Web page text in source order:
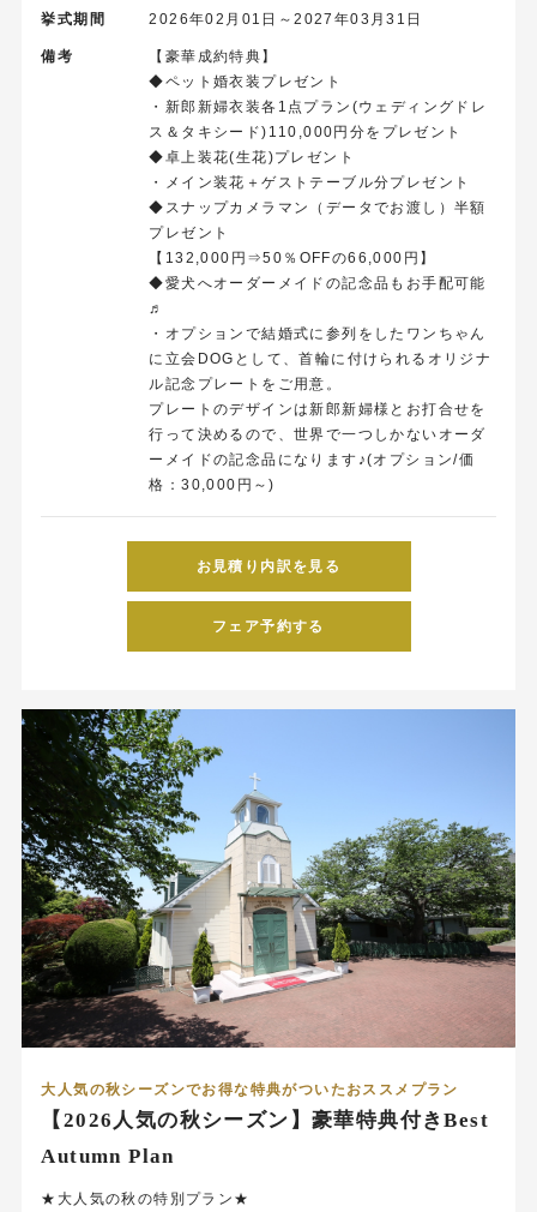
挙式期間 2026年02月01日～2027年03月31日
備考
【豪華成約特典】
◆ペット婚衣装プレゼント
・新郎新婦衣装各1点プラン(ウェディングドレ
ス＆タキシード)110,000円分をプレゼント
◆卓上装花(生花)プレゼント
・メイン装花＋ゲストテーブル分プレゼント
◆スナップカメラマン（データでお渡し）半額
プレゼント
【132,000円⇒50％OFFの66,000円】
◆愛犬へオーダーメイドの記念品もお手配可能
♬
・オプションで結婚式に参列をしたワンちゃん
に立会DOGとして、首輪に付けられるオリジナ
ル記念プレートをご用意。
プレートのデザインは新郎新婦様とお打合せを
行って決めるので、世界で一つしかないオーダ
ーメイドの記念品になります♪(オプション/価
格：30,000円～)
お見積り内訳を見る
フェア予約する
大人気の秋シーズンでお得な特典がついたおススメプラン
【2026人気の秋シーズン】豪華特典付きBest
Autumn Plan
★大人気の秋の特別プラン★